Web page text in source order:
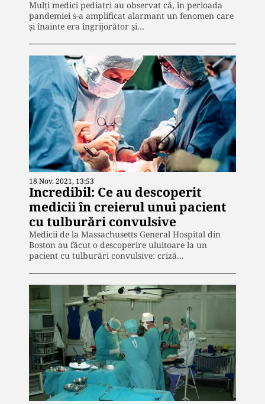
Mulți medici pediatri au observat că, în perioada
pandemiei s-a amplificat alarmant un fenomen care
și înainte era îngrijorător și…
18 Nov. 2021, 13:53
Incredibil: Ce au descoperit
medicii în creierul unui pacient
cu tulburări convulsive
Medicii de la Massachusetts General Hospital din
Boston au făcut o descoperire uluitoare la un
pacient cu tulburări convulsive: criză…